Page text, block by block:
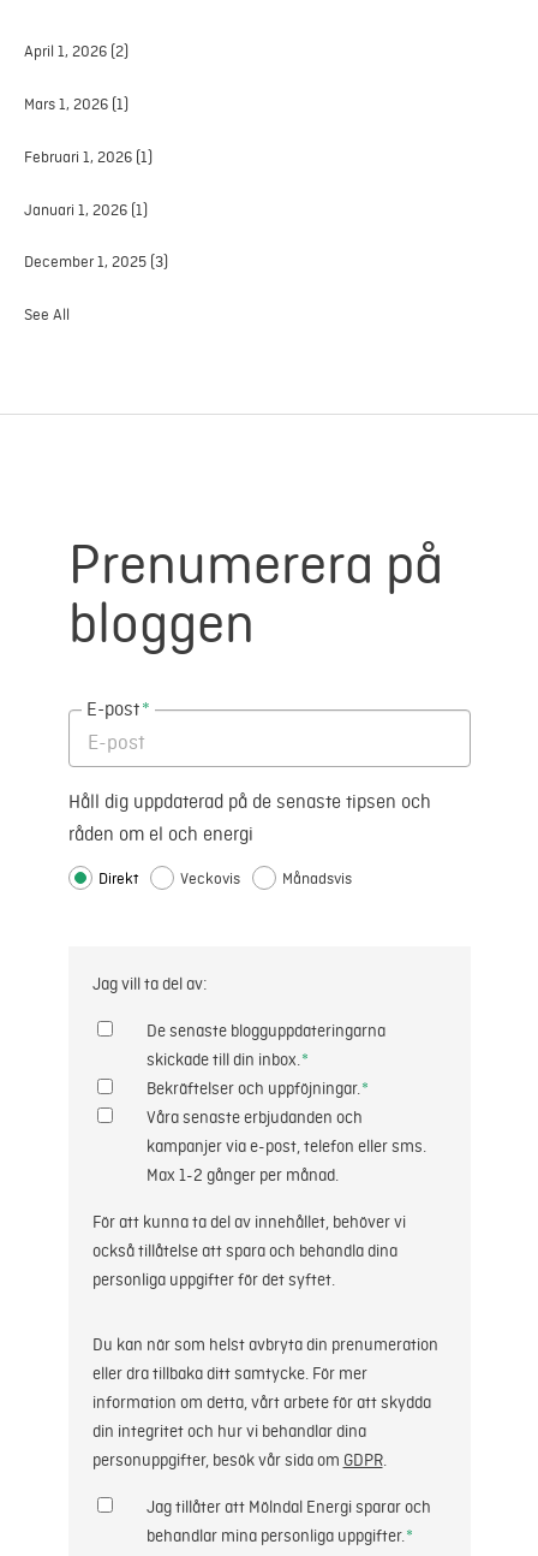
April 1, 2026 (2)
Mars 1, 2026 (1)
Februari 1, 2026 (1)
Januari 1, 2026 (1)
December 1, 2025 (3)
See All
Prenumerera på
bloggen
E-post*
Håll dig uppdaterad på de senaste tipsen och
råden om el och energi
Direkt Veckovis Månadsvis
Jag vill ta del av:
De senaste blogguppdateringarna
skickade till din inbox.*
Bekräftelser och uppföjningar.*
Våra senaste erbjudanden och
kampanjer via e-post, telefon eller sms.
Max 1-2 gånger per månad.
För att kunna ta del av innehållet, behöver vi
också tillåtelse att spara och behandla dina
personliga uppgifter för det syftet.
Jag tillåter att Mölndal Energi sparar och
behandlar mina personliga uppgifter.*
Du kan när som helst avbryta din prenumeration
eller dra tillbaka ditt samtycke. För mer
information om detta, vårt arbete för att skydda
din integritet och hur vi behandlar dina
personuppgifter, besök vår sida om GDPR.